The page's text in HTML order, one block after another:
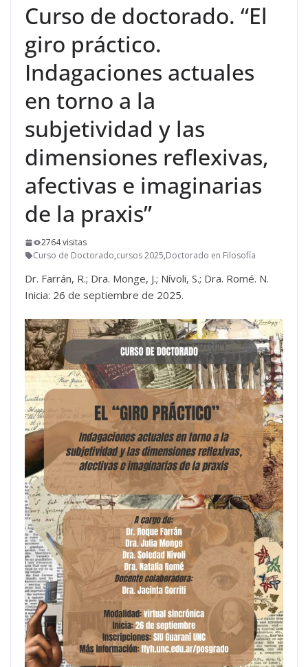
Curso de doctorado. “El
giro práctico.
Indagaciones actuales
en torno a la
subjetividad y las
dimensiones reflexivas,
afectivas e imaginarias
de la praxis”
2764 visitas
Curso de Doctorado,cursos 2025,Doctorado en Filosofía
Dr. Farrán, R.; Dra. Monge, J.; Nívoli, S.; Dra. Romé. N.
Inicia: 26 de septiembre de 2025.